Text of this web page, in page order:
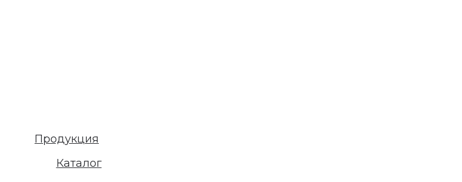
Продукция
Каталог